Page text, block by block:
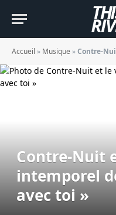
Accueil » Musique »Contre-Nuit
Contre-Nuit
intemporel
avec toi »